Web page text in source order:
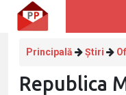
Principală Știri
Republica